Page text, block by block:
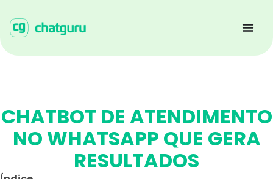
CHATBOT DE ATENDIMENTO
NO WHATSAPP QUE GERA
RESULTADOS